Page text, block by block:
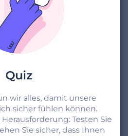
ist für
da
Quiz
wir alles, damit unsere
sicher fühlen können.
Testen Sie
Sie sicher, dass Ihnen